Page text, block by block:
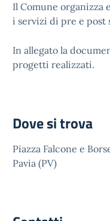
Il Comune organizza
i servizi di pre e post
In allegato la
progetti realizzati.
Dove si trova
Piazza Falcone e
Pavia (PV)